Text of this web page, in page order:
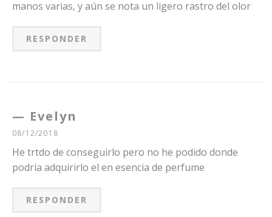
manos varias, y aún se nota un ligero rastro del olor
RESPONDER
Evelyn
08/12/2018
He trtdo de conseguirlo pero no he podido donde
podría adquirirlo el en esencia de perfume
RESPONDER